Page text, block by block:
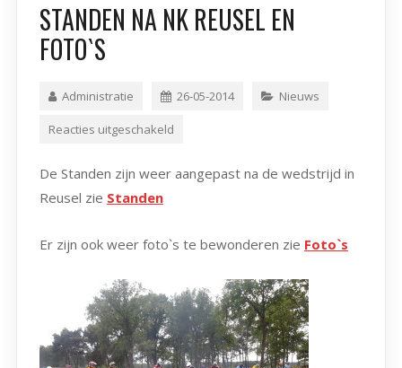
STANDEN NA NK REUSEL EN
FOTO`S
Administratie 26-05-2014 Nieuws
Reacties uitgeschakeld
De Standen zijn weer aangepast na de wedstrijd in
Reusel zie Standen
Er zijn ook weer foto`s te bewonderen zie Foto`s